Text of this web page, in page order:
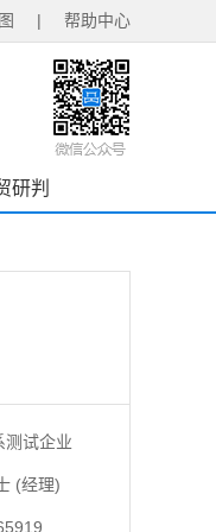
| 帮助中心
研判
测试企业
(经理)